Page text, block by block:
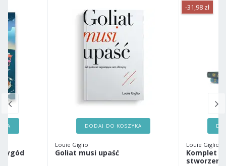
DODAJ DO KOSZYKA
Louie Giglio
Goliat musi upaść
-31,98 zł
Louie Giglio
Komplet -